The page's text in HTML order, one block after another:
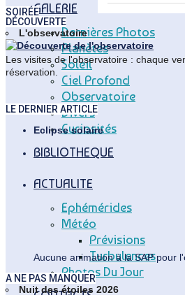
GALERIE
Dernières Photos
Planètes
Soleil
Ciel Profond
Observatoire
Divers
Curiosités
BIBLIOTHEQUE
ACTUALITE
Ephémérides
Météo
Prévisions
Turbulences
Photos Du Jour
SOIRÉE
DÉCOUVERTE
L'observatoire
Les visites de l'observatoire : chaque
réservation.
LE DERNIER ARTICLE
Eclipse solaire
Aucune animation à la SAP pour
A NE PAS MANQUER
Nuit des étoiles 2026